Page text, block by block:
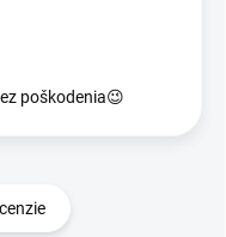
poškodenia😉